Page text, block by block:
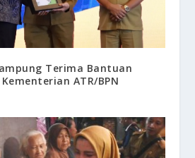
Terima Bantuan
ATR/BPN